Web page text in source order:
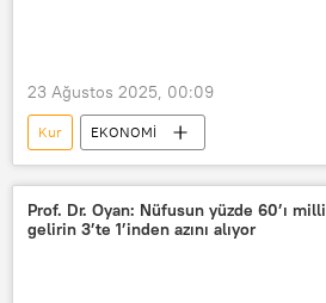
23 Ağustos 2025, 00:09
Kur
EKONOMİ
Kur Korumalı Mevduat (KKM)
Kur Korumalı TL Mevduat
sabit kur
Banka
banka hesabı
Prof. Dr. Oyan: Nüfusun yüzde 60’ı milli
gelirin 3’te 1’inden azını alıyor